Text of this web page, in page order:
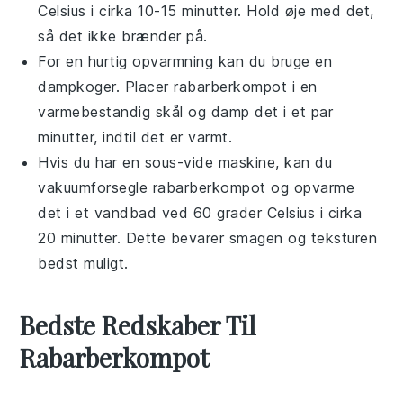
Celsius i cirka 10-15 minutter. Hold øje med det,
så det ikke brænder på.
For en hurtig opvarmning kan du bruge en
dampkoger. Placerrabarberkompot i en
varmebestandig skål og damp det i et par
minutter, indtil det er varmt.
Hvis du har en sous-vide maskine, kan du
vakuumforsegle rabarberkompot og opvarme
det i et vandbad ved 60 grader Celsius i cirka
20 minutter. Dette bevarer smagen og teksturen
bedst muligt.
Bedste Redskaber Til
Rabarberkompot